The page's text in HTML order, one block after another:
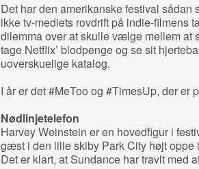
Det har den amerikanske festival
ikke tv-mediets rovdrift på indie-filmens
dilemma over at skulle vælge mellem at
tage Netflix’ blodpenge og se sit
uoverskuelige katalog.
I år er det #MeToo og #TimesUp, der er
Nødlinjetelefon
Harvey Weinstein er en hovedfigur i
gæst i den lille skiby Park City højt oppe
Det er klart, at Sundance har travlt med